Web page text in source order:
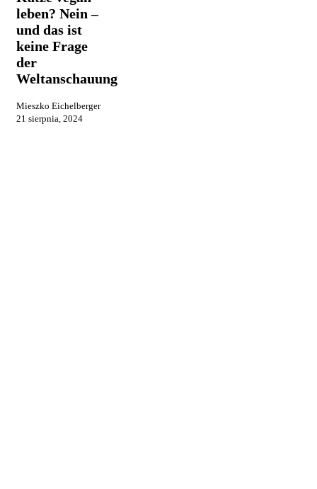
Nein
–
und
das
ist
keine
Frage
Weltanschauung
leben? Nein –
und das ist
keine Frage
der
Weltanschauung
Mieszko Eichelberger
21 sierpnia, 2024